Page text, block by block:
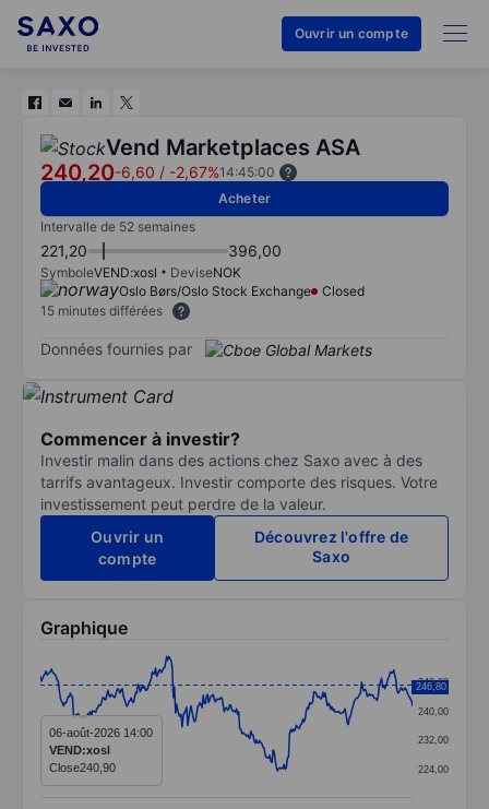
Ouvrir un compte
Vend Marketplaces ASA
240,20-6,60 / -2,67%14:45:00
Acheter
Intervalle de 52 semaines
221,20 396,00
SymboleVEND:xosl DeviseNOK
Oslo Børs/Oslo Stock Exchange
Closed
15 minutes différées
Données fournies par
Commencer à investir?
Investir malin dans des actions chez Saxo avec à des
tarrifs avantageux. Investir comporte des risques. Votre
investissement peut perdre de la valeur.
Ouvrir un
compte
Découvrez l'offre de
Saxo
Graphique
Line chart with 337 data points.
The chart has 1 X axis displaying categories.
The chart has 1 Y axis displaying values. Data224,00
232,00
240,00
248,00
246,80
06-août-2026 14:00
VEND:xosl
Close240,90